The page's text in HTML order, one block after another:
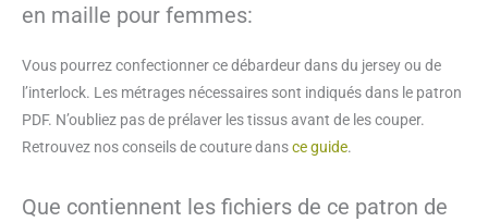
en maille pour femmes:
Vous pourrez confectionner ce débardeur dans du jersey ou de
l’interlock. Les métrages nécessaires sont indiqués dans le patron
PDF. N’oubliez pas de prélaver les tissus avant de les couper.
Retrouvez nos conseils de couture dansce guide.
Que contiennent les fichiers de ce patron de